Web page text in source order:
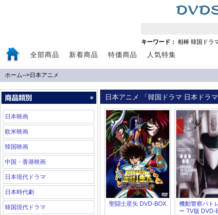
キーワード： 相棒 韓国ドラ
全部商品 新着商品 特価商品 人気特集
ホーム-->日本アニメ
日本映画
欧米映画
韓国映画
中国・香港映画
日本現代ドラマ
日本時代劇
韓国現代ドラマ
日本アニメ 「韓国ドラマ 日本ドラ
聖闘士星矢 DVD-BOX
機動警察パト
ー TV版 DVD-